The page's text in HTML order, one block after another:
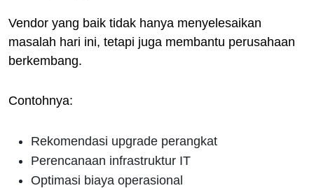
Vendor yang baik tidak hanya menyelesaikan
masalah hari ini, tetapi juga membantu perusahaan
berkembang.
Contohnya:
Rekomendasi upgrade perangkat
Perencanaan infrastruktur IT
Optimasi biaya operasional